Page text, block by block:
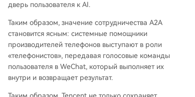
дверь пользователя к AI.
Таким образом, значение сотрудничества A2A
становится ясным: системные помощники
производителей телефонов выступают в роли
«телефонистов», передавая голосовые команды
пользователя в WeChat, который выполняет их
внутри и возвращает результат.